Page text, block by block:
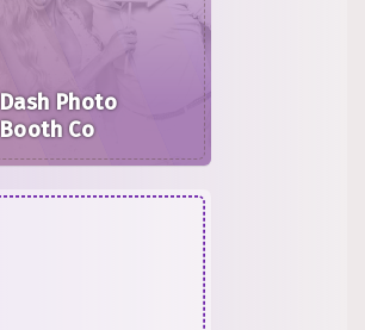
Dash Photo
Booth Co